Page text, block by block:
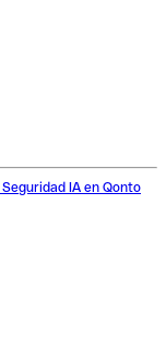
Seguridad IA en Qonto